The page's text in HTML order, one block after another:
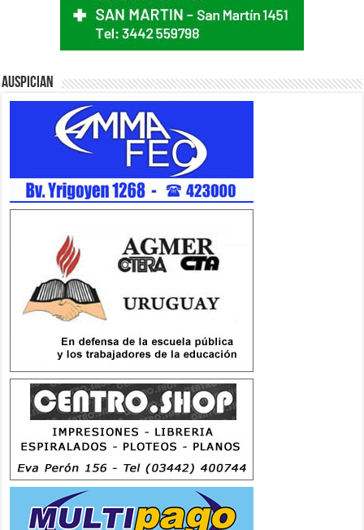
Auspician